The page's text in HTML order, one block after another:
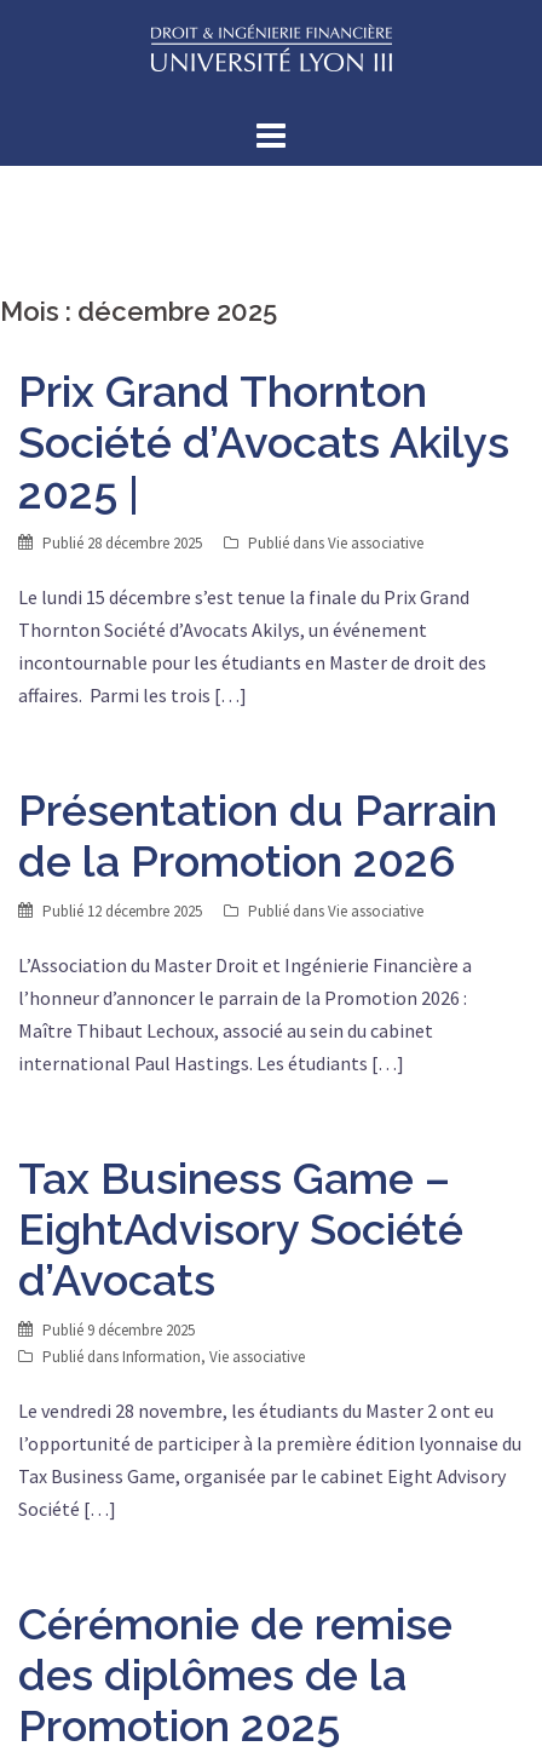
Mois : décembre 2025
Prix Grand Thornton
Société d’Avocats Akilys
2025 |
Publié 28 décembre 2025 Publié dansVie associative
Le lundi 15 décembre s’est tenue la finale du Prix Grand
Thornton Société d’Avocats Akilys, un événement
incontournable pour les étudiants en Master de droit des
affaires. Parmi les trois […]
Présentation du Parrain
de la Promotion 2026
Publié 12 décembre 2025 Publié dansVie associative
L’Association du Master Droit et Ingénierie Financière a
l’honneur d’annoncer le parrain de la Promotion 2026 :
Maître Thibaut Lechoux, associé au sein du cabinet
international Paul Hastings. Les étudiants […]
Tax Business Game –
EightAdvisory Société
d’Avocats
Publié 9 décembre 2025
Publié dans Information, Vie associative
Le vendredi 28 novembre, les étudiants du Master 2 ont eu
l’opportunité de participer à la première édition lyonnaise du
Tax Business Game, organisée par le cabinet Eight Advisory
Société […]
Cérémonie de remise
des diplômes de la
Promotion 2025